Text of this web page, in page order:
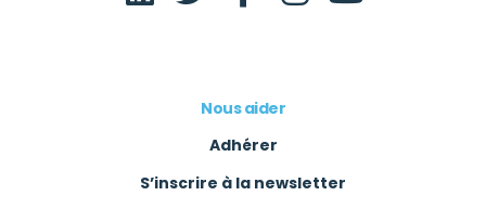
Nous aider
Adhérer
S’inscrire à la newsletter